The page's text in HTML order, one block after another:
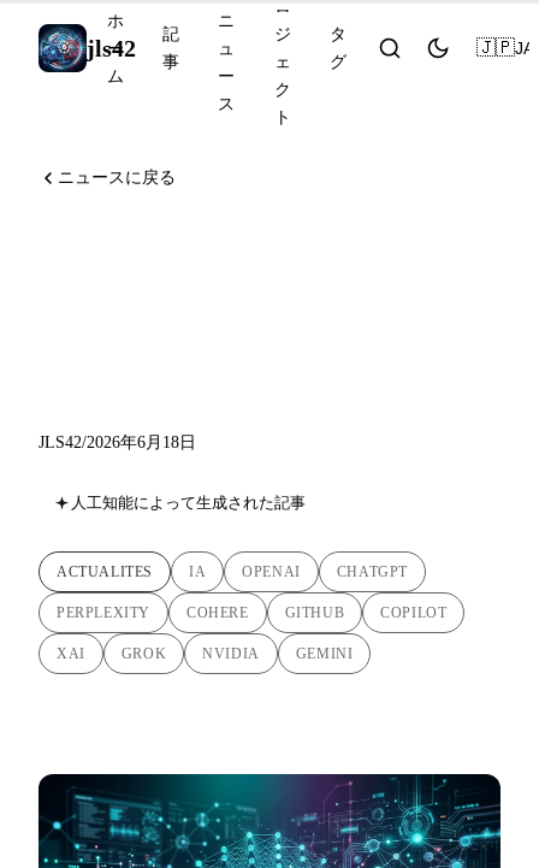
jls42
ホ
ー
ム
記
事
ニ
ュ
ー
ス
ロ
ジ
ェ
ク
ト
タ
グ
🇯🇵JA
ニュースに戻る
JLS42/2026年6月18日
人工知能によって生成された記事
ACTUALITES IA OPENAI CHATGPT
PERPLEXITY COHERE GITHUB COPILOT
XAI GROK NVIDIA GEMINI